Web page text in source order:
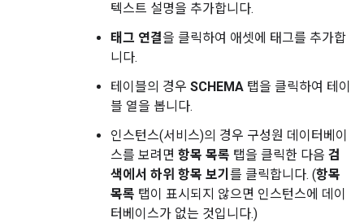
텍스트 설명을 추가합니다.
태그 연결을 클릭하여 애셋에 태그를 추가합
니다.
테이블의 경우 SCHEMA 탭을 클릭하여 테이
블 열을 봅니다.
인스턴스(서비스)의 경우 구성원 데이터베이
스를 보려면 항목 목록 탭을 클릭한 다음 검
색에서 하위 항목 보기 를 클릭합니다. (항목
목록 탭이 표시되지 않으면 인스턴스에 데이
터베이스가 없는 것입니다.)